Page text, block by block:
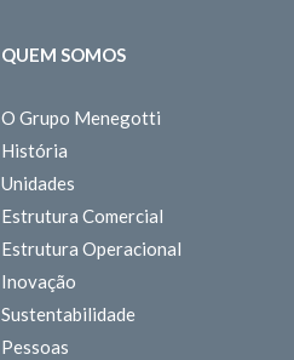
QUEM SOMOS
O Grupo Menegotti
História
Unidades
Estrutura Comercial
Estrutura Operacional
Inovação
Sustentabilidade
Pessoas